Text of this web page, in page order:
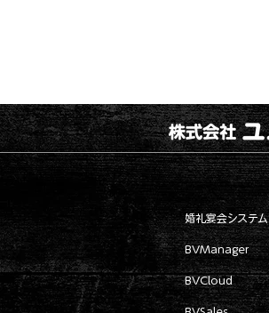
婚礼宴会システム
BVManager
BVCloud